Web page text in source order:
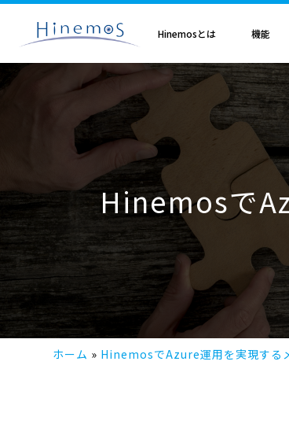
メ
テ
ツ
Hinemosとは
Hinemosとは
歩み・
Hinemos
機能
エンタープライズ
クラウド・VM管理
Hinemos メッセージフィルタ
Hineoms インシデントダッシュボード
Hinemos Migration Assistant
Hinemos AIエージェント
オプシ
サブスクリプション
Hinemosサブスクリプション
サービス
導入設計・
Hinemosプ
バージョン
データコン
レポートカ
他製品から
Hinemos
Hinemosメ
AI基盤によ
電気・
金融・保
教育、
NTTデータ事例 事例紹
Hinemosセミナ
Hinemos World 2026
Hinemosソリューションセミナ2026
Hinemos World 2025
Hinemosソリューションセミナ2025
トレー
技術者
クラウド運用特集
製品移行特集
ITSM特集
セキュリティ運用特集
監視特集
ログ管理特集
基盤設定の自動化特集
APM特集
RBA特集
技術情報
外部サ
Hinemosアライアンス
Hinemosアライアンスとは
Hinemosアライアンス一覧
取扱店
Hinemosで
ホーム HinemosでAzure運用を実現する